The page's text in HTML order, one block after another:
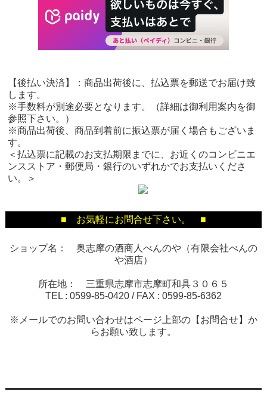
【後払い決済】：商品出荷後に、払込票を郵送でお届け致
します。
※手数料が別途必要となります。（詳細は御利用案内を御
参照下さい。）
※商品出荷後、商品到着前に振込票が届く場合もございま
す。
＜払込票に記載のお支払期限までに、お近くのコンビニエ
ンスストア・郵便局・銀行のいずれかでお支払いくださ
い。＞
■ お気軽にお問合せ下さい。 ■
ショップ名： 奥志摩の酒商人べんのや（有限会社べんの
や酒店）
所在地： 三重県志摩市志摩町和具３０６５
TEL : 0599-85-0420 / FAX : 0599-85-6362
※メールでのお問い合わせはページ上部の【お問合せ】か
らお願い致します。